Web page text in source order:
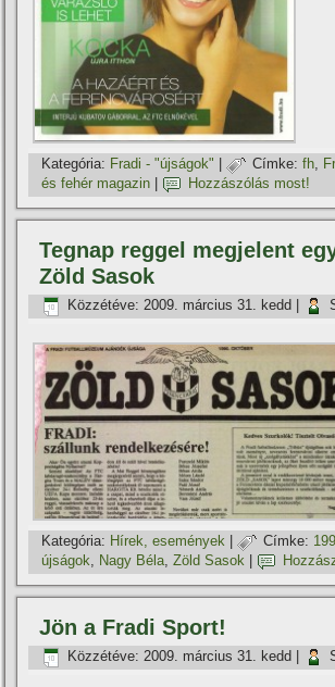
Kategória: Fradi - "újságok" | Címke: fh,
és fehér magazin
Hozzászólás most!
Tegnap reggel megjelent
Zöld Sasok
Közzétéve: 2009. március 31. kedd
Kategória: Hí­rek, események | Címke:
újságok, Nagy Béla,Zöld Sasok
Jön a Fradi Sport!
Közzétéve: 2009. március 31. kedd